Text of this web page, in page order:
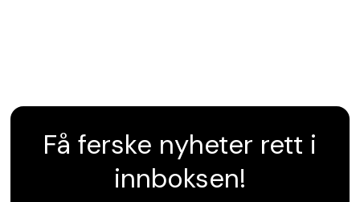
Få ferske nyheter rett i
innboksen!